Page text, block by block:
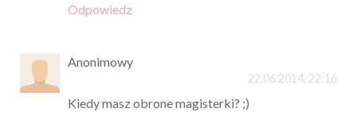
Odpowiedz
Anonimowy
22.06.2014, 22:16
Kiedy masz obrone magisterki? ;)